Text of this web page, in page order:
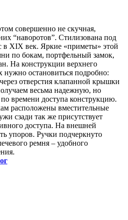
совершенно не скучная,
“наворотов”. Стилизована под
XIX век. Яркие «приметы» этой
по бокам, портфельный замок,
На конструкции верхнего
нужно остановиться подробно:
отверстия клапанной крышки
весьма надежную, но
времени доступа конструкцию.
расположены вместительные
сзади так же присутствует
доступа. На внешней
упоров. Ручки подчеркнуто
ремня – удобного